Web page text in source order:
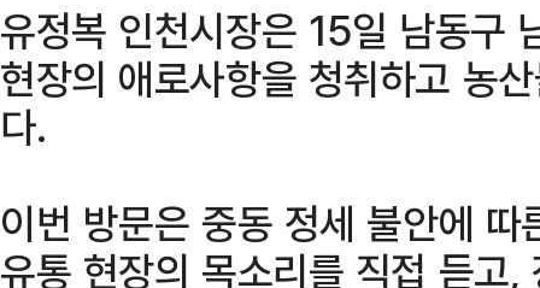
유정복 인천시장은 15일 남동구
현장의 애로사항을 청취하고 농
다.
이번 방문은 중동 정세 불안에
유통 현장의 목소리를 직접 듣고